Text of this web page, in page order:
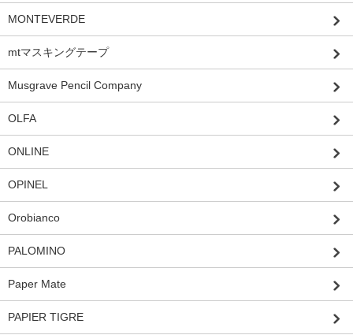
MONTEVERDE
mtマスキングテープ
Musgrave Pencil Company
OLFA
ONLINE
OPINEL
Orobianco
PALOMINO
Paper Mate
PAPIER TIGRE